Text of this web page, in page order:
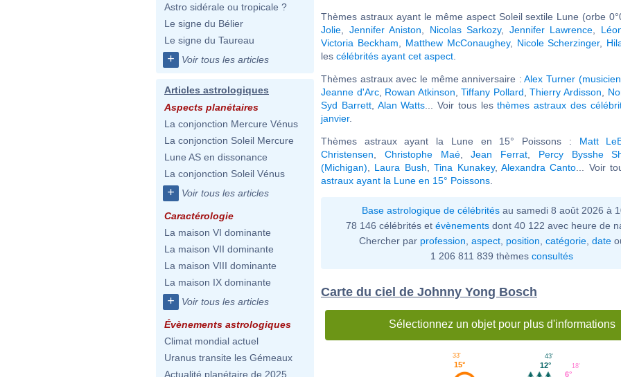
Astro sidérale ou tropicale ?
Le signe du Bélier
Le signe du Taureau
+ Voir tous les articles
Articles astrologiques
Aspects planétaires
La conjonction Mercure Vénus
La conjonction Soleil Mercure
Lune AS en dissonance
La conjonction Soleil Vénus
+ Voir tous les articles
Caractérologie
La maison VI dominante
La maison VII dominante
La maison VIII dominante
La maison IX dominante
+ Voir tous les articles
Évènements astrologiques
Climat mondial actuel
Uranus transite les Gémeaux
Actualité planétaire de 2025
Thèmes astraux ayant le même aspect Soleil sextile Lune (orbe
Jolie
Jennifer Aniston Nicolas Sarkozy, Jennifer Lawrence
Victoria Beckham
Matthew McConaughey, Nicole Scherzinger,
les célébrités ayant cet aspect
Thèmes astraux avec le même anniversaire :Alex Turner
Jeanne d'Arc, Rowan Atkinson ,Tiffany Pollard ,Thierry Ardisson
Syd Barrett, Alan Watts ... Voir tous lesthèmes astraux des
janvier.
Thèmes astraux ayant la Lune en 15° Poissons : Matt
Christensen
Christophe Maé,Jean Ferrat Percy Bysshe
(Michigan)
Laura Bush ,Tina Kunakey,Alexandra Canto ... Voir
astraux ayant la Lune en 15° Poissons
Base astrologique de célébritésau samedi 8 août 2026 à
78 146 célébrités et évènements dont 40 122 avec heure de
Chercher par profession aspect position catégorie date
1 206 811 839 thèmes consultés
Carte du ciel de Johnny Yong Bosch
Sélectionnez un objet pour plus d'informations
6°
18'
12°
43'
15°
33'